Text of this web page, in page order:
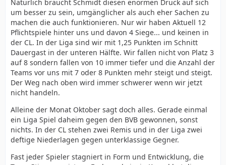
Natürlich braucht Schmidt diesen enormen Druck auf sich
um besser zu sein, umgänglicher als auch eher Sachen zu
machen die auch funktionieren. Nur wir haben Aktuell 12
Pflichtspiele hinter uns und davon 4 Siege... und keinen in
der CL. In der Liga sind wir mit 1,25 Punkten im Schnitt
Dauergast in der unteren Hälfte. Wir fallen nicht von Platz 3
auf 8 sondern fallen von 10 immer tiefer und die Anzahl der
Teams vor uns mit 7 oder 8 Punkten mehr steigt und steigt.
Der Weg nach oben wird immer schwerer wenn wir jetzt
nicht handeln.
Alleine der Monat Oktober sagt doch alles. Gerade einmal
ein Liga Spiel daheim gegen den BVB gewonnen, sonst
nichts. In der CL stehen zwei Remis und in der Liga zwei
deftige Niederlagen gegen unterklassige Gegner.
Fast jeder Spieler stagniert in Form und Entwicklung, die